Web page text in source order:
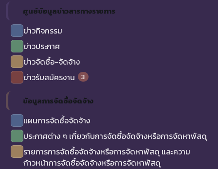
ศูนย์ข้อมูลข่าวสารทางราชการ
ข่าวกิจกรรม
ข่าวประกาศ
ข่าวจัดซื้อ-จัดจ้าง
ข่าวรับสมัครงาน
3
ข้อมูลการจัดซื้อจัดจ้าง
แผนการจัดซื้อจัดจ้าง
ประกาศต่าง ๆ เกี่ยวกับการจัดซื้อจัดจ้างหรือการจัดหาพัสดุ
รายการการจัดซื้อจัดจ้างหรือการจัดหาพัสดุ และความ
ก้าวหน้าการจัดซื้อจัดจ้างหรือการจัดหาพัสดุ